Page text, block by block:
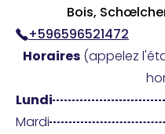
Bois,
+596596521472
Horaires (appelez
Lundi
Mardi